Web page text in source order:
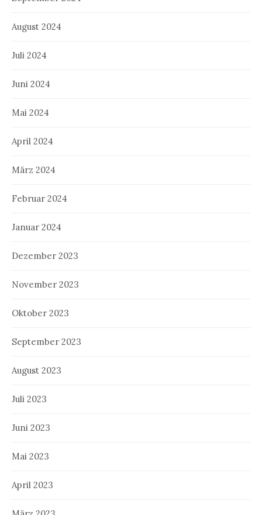
August 2024
Juli 2024
Juni 2024
Mai 2024
April 2024
März 2024
Februar 2024
Januar 2024
Dezember 2023
November 2023
Oktober 2023
September 2023
August 2023
Juli 2023
Juni 2023
Mai 2023
April 2023